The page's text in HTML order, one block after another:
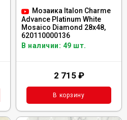
Мозаика Italon Charme
Advance Platinum White
Mosaico Diamond 28x48,
620110000136
В наличии: 49 шт.
2 715 ₽
В корзину